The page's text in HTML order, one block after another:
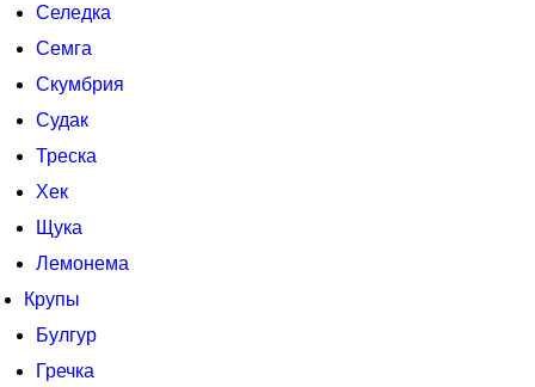
Селедка
Семга
Скумбрия
Судак
Треска
Хек
Щука
Лемонема
Крупы
Булгур
Гречка